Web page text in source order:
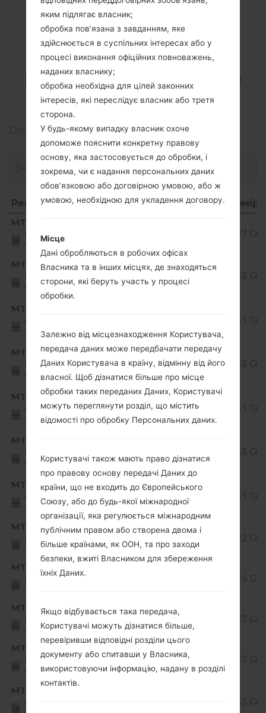
Прошивки
LGMS428(LGMS428)
akaLG K10
Описання регіонів прошивок телефонів LG
Регіон Назва файлу ОС
Розмір
Регіон
MTD
United
States
1.27 GiB
MTD
United
States
MS42820f_00_0605.kdz
Android
7.x
1.53 GiB
MTD
United
States
Nougat
1.53 GiB
MTD
United
States
MS42820h_00_1102.kdz
Android
7.x
Nougat
1.53 GiB
MTD
United
States
MS42820i_00_1228.kdz
Android
7.x
Nougat
1.53 GiB
MTD
United
States
Nougat
1.53 GiB
MTD
United
States
MS42820l_00_0620.kdz
Android
7.x
1.53 GiB
MTK
United
States
MS42810d_00_0805.kdz
1.22 GiB
MTK
United
States
MS42810f_00_1024.kdz
1.24 GiB
MTK
United
States
MS42810g_00_1223.kdz
1.27 GiB
MTK
United
States
MS42810h_00_0302.kdz
Unknown 1.27 GiB
MTK
United
1.53 GiB
яким підлягає власник;
обробка пов’язана з завданням, яке
здійснюється в суспільних інтересах або у
процесі виконання офіційних повноважень,
наданих власнику;
обробка необхідна для цілей законних
інтересів, які переслідує власник або третя
сторона.
У будь-якому випадку власник охоче
допоможе пояснити конкретну правову
основу, яка застосовується до обробки, і
зокрема, чи є надання персональних даних
обов’язковою або договірною умовою, або ж
умовою, необхідною для укладення договору.
Місце
Дані обробляються в робочих офісах
Власника та в інших місцях, де знаходяться
сторони, які беруть участь у процесі
обробки.
Залежно від місцезнаходження Користувача,
передача даних може передбачати передачу
Даних Користувача в країну, відмінну від його
власної. Щоб дізнатися більше про місце
обробки таких переданих Даних, Користувачі
можуть переглянути розділ, що містить
відомості про обробку Персональних даних.
Користувачі також мають право дізнатися
про правову основу передачі Даних до
країни, що не входить до Європейського
Союзу, або до будь-якої міжнародної
організації, яка регулюється міжнародним
публічним правом або створена двома і
більше країнами, як ООН, та про заходи
безпеки, вжиті Власником для збереження
їхніх Даних.
Якщо відбувається така передача,
Користувачі можуть дізнатися більше,
перевіривши відповідні розділи цього
документу або спитавши у Власника,
використовуючи інформацію, надану в розділі
контактів.